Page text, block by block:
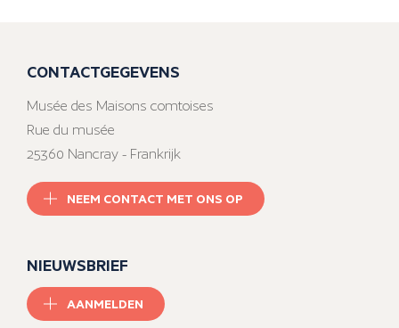
CONTACTGEGEVENS
Musée des Maisons comtoises
Rue du musée
25360 Nancray - Frankrijk
NEEM CONTACT MET ONS OP
NIEUWSBRIEF
AANMELDEN